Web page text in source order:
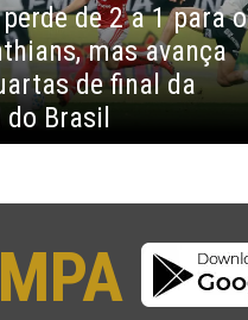
de 2 a 1 para o
mas avança
de final da
do Brasil